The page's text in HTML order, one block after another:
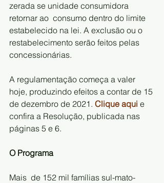
zerada se unidade consumidora
retornar ao  consumo dentro do limite
estabelecido na lei. A exclusão ou o
restabelecimento serão feitos pelas
concessionárias.
A regulamentação começa a valer
hoje, produzindo efeitos a contar de 15
de dezembro de 2021. Clique aqui e
confira a Resolução, publicada nas
páginas 5 e 6.
O Programa
Mais  de 152 mil famílias sul-mato-